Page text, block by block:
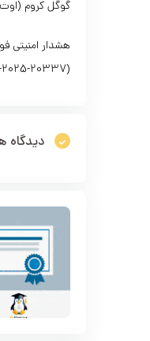
گوگل کروم (اوت 2025)
2025-20337)
دیدگاه